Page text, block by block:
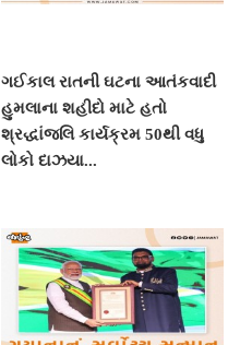
ગઈકાલ રાતની ઘટના આતંકવાદી
હુમલાના શહીદો માટે હતો
શ્રદ્ધાંજલિ કાર્યક્રમ 50થી વધુ
લોકો દાઝયા...